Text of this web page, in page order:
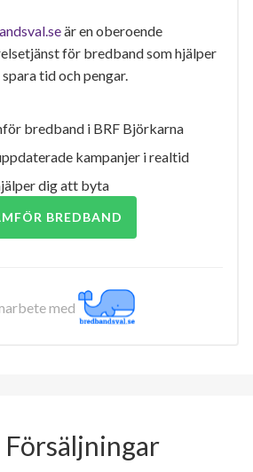
är en oberoende
för bredband som hjälper
tid och pengar.
bredband i BRF Björkarna
kampanjer i realtid
dig att byta
BREDBAND
med
Försäljningar